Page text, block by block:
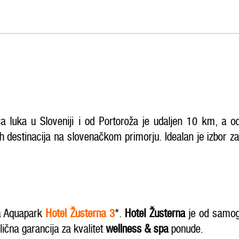
u Sloveniji i od Portoroža je udaljen 10 km, a
destinacija na slovenačkom primorju. Idealan je izbor
Hotel Žusterna 3*. Hotel Žusternaje od
garancija za kvalitetwellness & spaponude.